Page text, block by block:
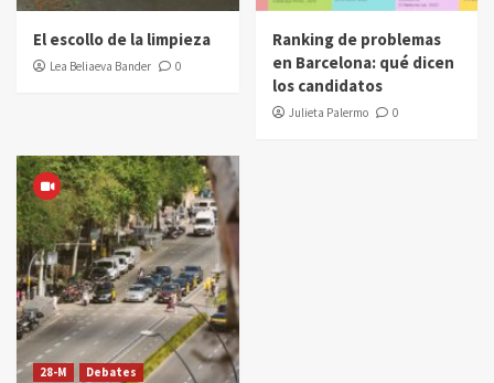
El escollo de la limpieza
Lea Beliaeva Bander 0
Ranking de problemas
en Barcelona: qué dicen
los candidatos
Julieta Palermo 0
28-M Debates